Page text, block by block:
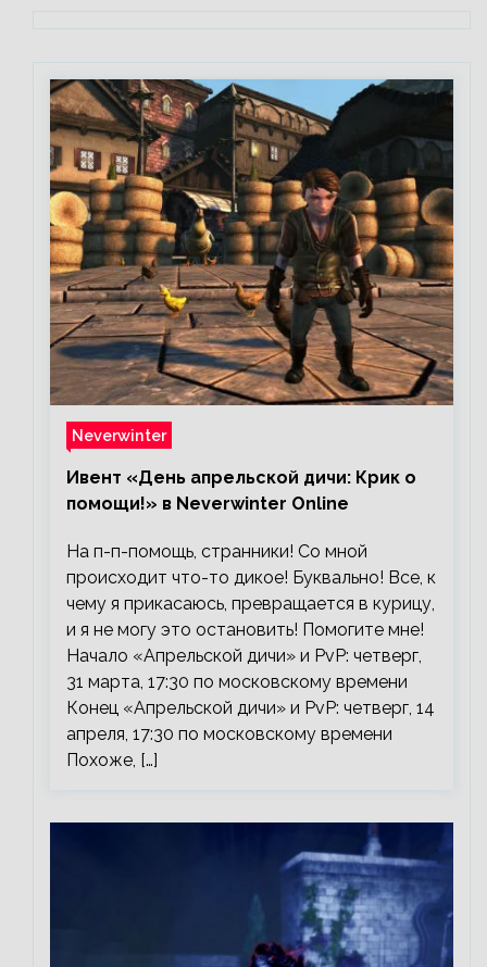
Neverwinter
Ивент «День апрельской дичи: Крик о
помощи!» в Neverwinter Online
На п-п-помощь, странники! Со мной
происходит что-то дикое! Буквально! Все, к
чему я прикасаюсь, превращается в курицу,
и я не могу это остановить! Помогите мне!
Начало «Апрельской дичи» и PvP: четверг,
31 марта, 17:30 по московскому времени
Конец «Апрельской дичи» и PvP: четверг, 14
апреля, 17:30 по московскому времени
Похоже, […]